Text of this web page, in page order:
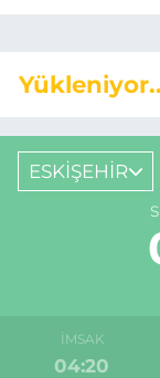
ESKİŞEHİR
İMSAK
04:20